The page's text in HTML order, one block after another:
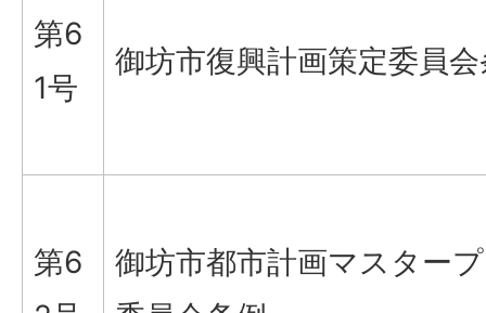
第6
1号
御坊市復興計画策定委員
第6
御坊市都市計画マスター